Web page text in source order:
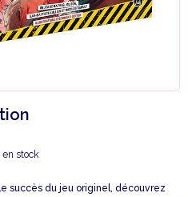
en stock
succès du jeu originel, découvrez